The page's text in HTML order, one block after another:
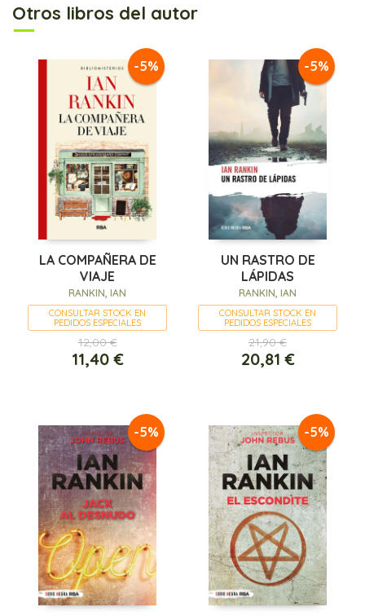
Otros libros del autor
-5%
LA COMPAÑERA DE
VIAJE
RANKIN, IAN
CONSULTAR STOCK EN
PEDIDOS ESPECIALES
12,00 €
11,40 €
-5%
UN RASTRO DE
LÁPIDAS
RANKIN, IAN
CONSULTAR STOCK EN
PEDIDOS ESPECIALES
21,90 €
20,81 €
-5% -5%